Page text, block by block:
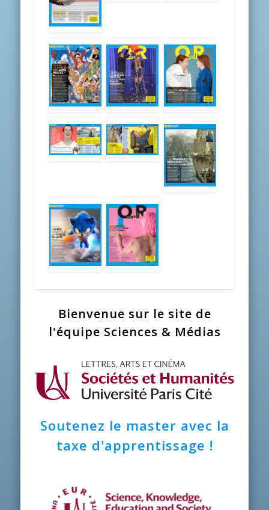
Bienvenue sur le site de
l'équipe Sciences & Médias
Soutenez le master avec la
taxe d'apprentissage !